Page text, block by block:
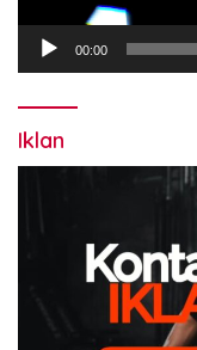
00:00
Iklan